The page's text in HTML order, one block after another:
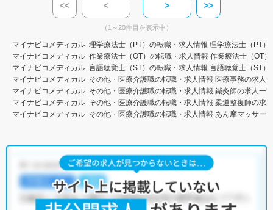
<< < > >>
（1～20件目を表示中）
マイナビコメディカル 理学療法士（PT）の転職・求人情報 理学療法士（PT）
マイナビコメディカル 作業療法士（OT）の転職・求人情報 作業療法士（OT
マイナビコメディカル 言語聴覚士（ST）の転職・求人情報 言語聴覚士（ST）
マイナビコメディカル その他・医療介護職の転職・求人情報 医療事務の求人
マイナビコメディカル その他・医療介護職の転職・求人情報 鍼灸師の求人一覧
マイナビコメディカル その他・医療介護職の転職・求人情報 柔道整復師の求
マイナビコメディカル その他・医療介護職の転職・求人情報 あん摩マッサー